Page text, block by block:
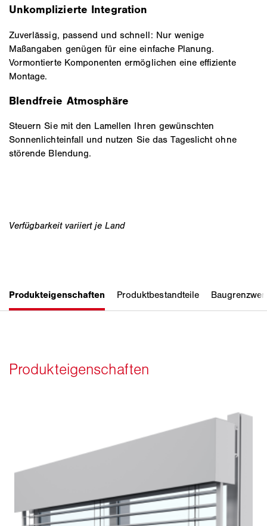
Unkomplizierte Integration
Zuverlässig, passend und schnell: Nur wenige
Maßangaben genügen für eine einfache Planung.
Vormontierte Komponenten ermöglichen eine effiziente
Montage.
Blendfreie Atmosphäre
Steuern Sie mit den Lamellen Ihren gewünschten
Sonnenlichteinfall und nutzen Sie das Tageslicht ohne
störende Blendung.